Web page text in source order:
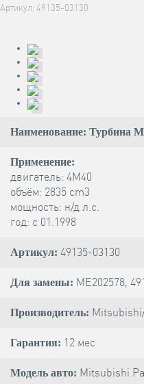
Артикул: 49135-03130
Наименование: Турбина
Применение:
двигатель: 4M40
объём: 2835 cm3
мощность: н/д л.с.
год: с 01.1998
Артикул: 49135-03130
Для замены: ME202578,
Производитель:
Гарантия: 12 мес
Модель авто: Mitsubishi